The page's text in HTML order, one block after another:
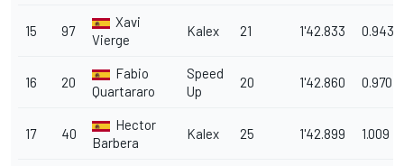
15 97
Xavi
Vierge
Kalex 21 1'42.833 0.943
16 20
Fabio
Quartararo
Speed
Up
20 1'42.860 0.970
17 40
Hector
Barbera
Kalex 25 1'42.899 1.009